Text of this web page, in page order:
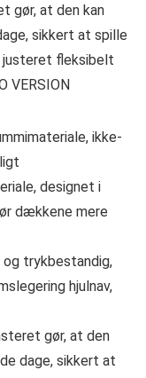
gør, at den kan
sikkert at spille
justeret fleksibelt
VERSION
ikke-
designet i
dækkene mere
og trykbestandig,
hjulnav,
gør, at den
dage, sikkert at